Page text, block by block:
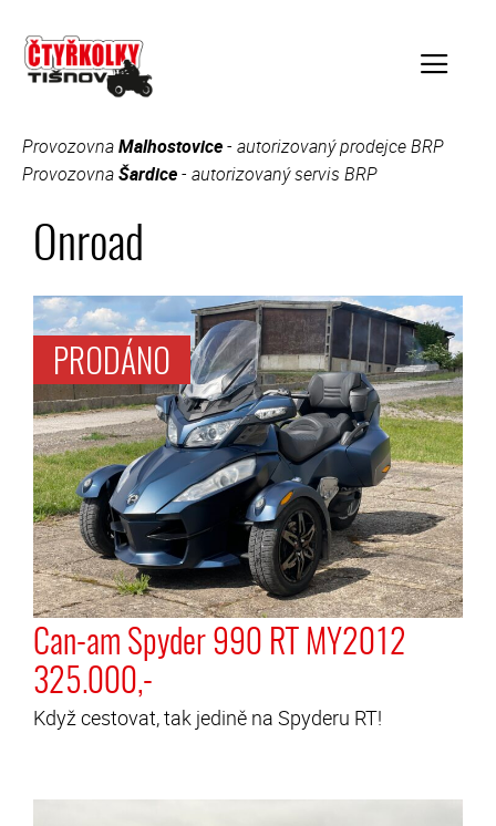
obsah
Menu
ProvozovnaMalhostovice- autorizovaný prodejce BRP
ProvozovnaŠardice- autorizovaný servis BRP
Onroad
Can-am Spyder 990 RT MY2012
325.000,-
Když cestovat, tak jedině na Spyderu RT!